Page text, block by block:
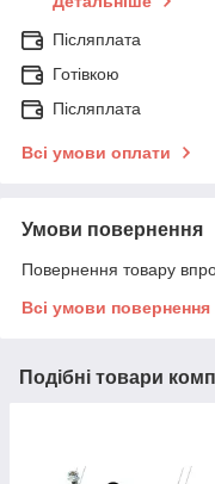
Післяплата
Готівкою
Післяплата
Всі умови оплати
Умови повернення
Повернення товару
Всі умови повернення
Подібні товари